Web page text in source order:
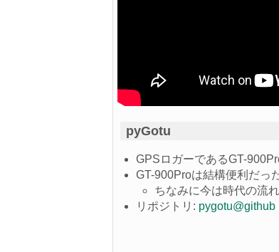
pyGotu
GPSロガーであるGT-
GT-900Proは結構便利だっ
ちなみに今は時代の流
リポジトリ: pygotu@github